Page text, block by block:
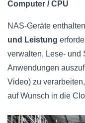
Computer / CPU
NAS-Geräte
und Leistung
verwalten, Lese- und
Anwendungen
Video) zu
auf Wunsch in die